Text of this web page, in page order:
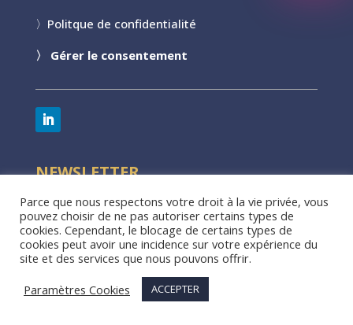
〉 Politque de confidentialité
〉 Gérer le consentement
NEWSLETTER
Qlins d’Oeil
Recevez tous les lundis du contenu sur le thème
des Soft Skills dans votre boite mail.
Parce que nous respectons votre droit à la vie privée, vous
pouvez choisir de ne pas autoriser certains types de
cookies. Cependant, le blocage de certains types de
cookies peut avoir une incidence sur votre expérience du
site et des services que nous pouvons offrir.
Paramètres Cookies
ACCEPTER